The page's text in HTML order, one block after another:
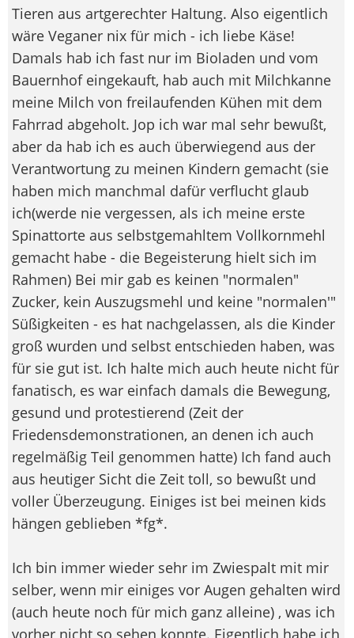
Tieren aus artgerechter Haltung. Also eigentlich
wäre Veganer nix für mich - ich liebe Käse!
Damals hab ich fast nur im Bioladen und vom
Bauernhof eingekauft, hab auch mit Milchkanne
meine Milch von freilaufenden Kühen mit dem
Fahrrad abgeholt. Jop ich war mal sehr bewußt,
aber da hab ich es auch überwiegend aus der
Verantwortung zu meinen Kindern gemacht (sie
haben mich manchmal dafür verflucht glaub
ich(werde nie vergessen, als ich meine erste
Spinattorte aus selbstgemahltem Vollkornmehl
gemacht habe - die Begeisterung hielt sich im
Rahmen) Bei mir gab es keinen "normalen"
Zucker, kein Auszugsmehl und keine "normalen'"
Süßigkeiten - es hat nachgelassen, als die Kinder
groß wurden und selbst entschieden haben, was
für sie gut ist. Ich halte mich auch heute nicht für
fanatisch, es war einfach damals die Bewegung,
gesund und protestierend (Zeit der
Friedensdemonstrationen, an denen ich auch
regelmäßig Teil genommen hatte) Ich fand auch
aus heutiger Sicht die Zeit toll, so bewußt und
voller Überzeugung. Einiges ist bei meinen kids
hängen geblieben *fg*.
Ich bin immer wieder sehr im Zwiespalt mit mir
selber, wenn mir einiges vor Augen gehalten wird
(auch heute noch für mich ganz alleine) , was ich
vorher nicht so sehen konnte. Eigentlich habe ich